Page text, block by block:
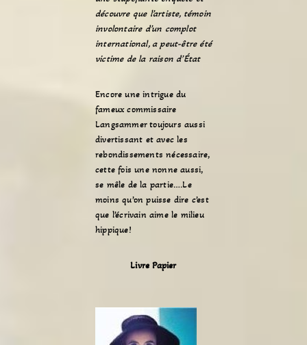
découvre que l’artiste, témoin
involontaire d’un complot
international, a peut-être été
victime de la raison d’État
Encore une intrigue du
fameux commissaire
Langsammer toujours aussi
divertissant et avec les
rebondissements nécessaire,
cette fois une nonne aussi,
se mêle de la partie….Le
moins qu’on puisse dire c’est
que l’écrivain aime le milieu
hippique!
Livre Papier